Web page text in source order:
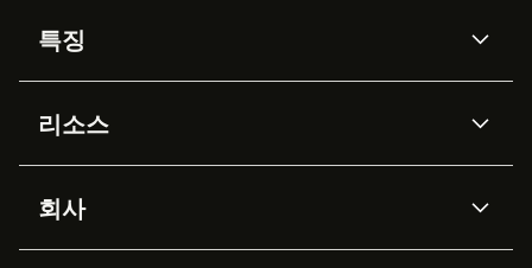
특징
Zendesk AI
Advanced Data Privacy &
Protection
지식창고
리소스
API & 개발자
AI 리서치
이벤트 & 웨비나
회사